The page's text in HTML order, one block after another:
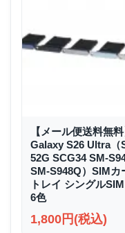
【メール便送料無料
Galaxy S26 Ultra（
52G SCG34 SM-
SM-S948Q）SIMカ
トレイ シングル
6色
1,800円(税込)